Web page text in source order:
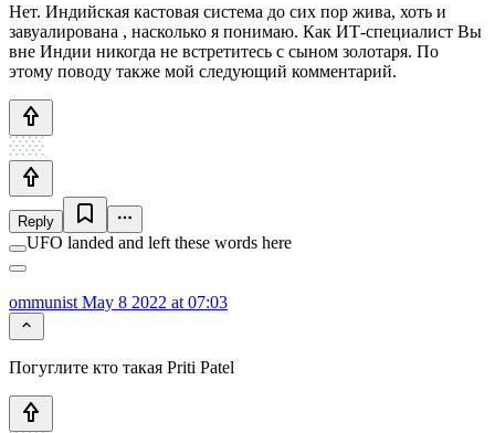
Нет. Индийская кастовая система до сих пор жива, хоть и
завуалирована , насколько я понимаю. Как ИТ-специалист Вы
вне Индии никогда не встретитесь с сыном золотаря. По
этому поводу также мой следующий комментарий.
Reply
UFO landed and left these words here
ommunist May 8 2022 at 07:03
Погуглите кто такая Priti Patel